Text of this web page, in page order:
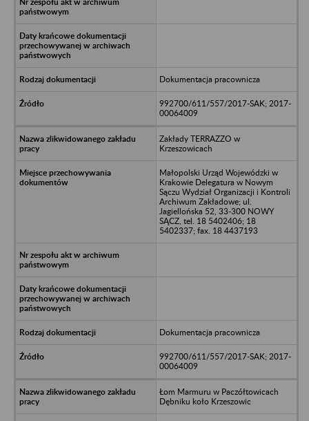
Dokumentacja pracownicza
992700/611/557/2017-SAK; 2017-
00064009
Zakłady TERRAZZO w
Krzeszowicach
Małopolski Urząd Wojewódzki w
Krakowie Delegatura w Nowym
Sączu Wydział Organizacji i Kontroli
Archiwum Zakładowe; ul.
Jagiellońska 52, 33-300 NOWY
SĄCZ, tel. 18 5402406; 18
5402337; fax. 18 4437193
Dokumentacja pracownicza
992700/611/557/2017-SAK; 2017-
00064009
Łom Marmuru w Paczółtowicach
Dębniku koło Krzeszowic